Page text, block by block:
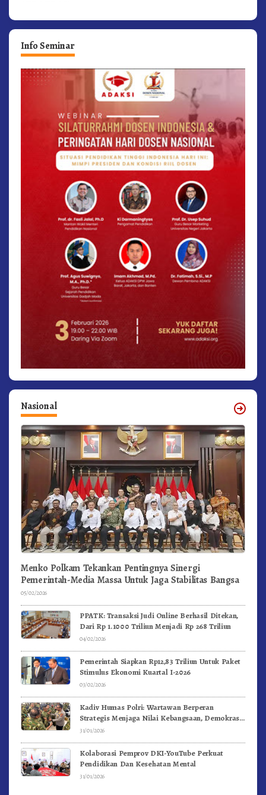
Info Seminar
Nasional
Menko Polkam Tekankan Pentingnya Sinergi
Pemerintah-Media Massa Untuk Jaga Stabilitas Bangsa
05/02/2026
PPATK: Transaksi Judi Online Berhasil Ditekan,
Dari Rp 1.1000 Triliun Menjadi Rp 268 Triliun
04/02/2026
Pemerintah Siapkan Rp12,83 Triliun Untuk Paket
Stimulus Ekonomi Kuartal I-2026
03/02/2026
Kadiv Humas Polri: Wartawan Berperan
Strategis Menjaga Nilai Kebangsaan, Demokrasi,
dan NKRI
31/01/2026
Kolaborasi Pemprov DKI-YouTube Perkuat
Pendidikan Dan Kesehatan Mental
31/01/2026